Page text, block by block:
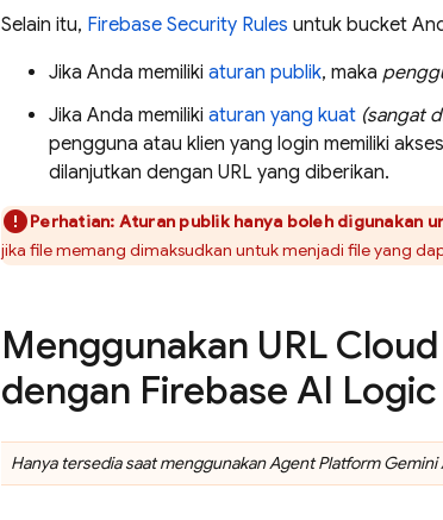
Selain itu, Firebase Security Rules untuk bucket
Jika Anda memiliki aturan publik, maka
Jika Anda memiliki aturan yang kuat (sangat
pengguna atau klien yang login memiliki
dilanjutkan dengan URL yang diberikan.
Perhatian: Aturan publik hanya boleh digunakan
jika file memang dimaksudkan untuk menjadi file yang
Menggunakan URL
dengan Firebase AI Logic
Hanya tersedia saat menggunakanAgent PlatformGemini